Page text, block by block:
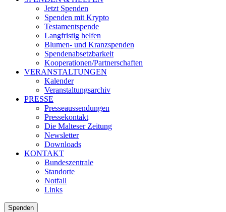
Jetzt Spenden
Spenden mit Krypto
Testamentspende
Langfristig helfen
Blumen- und Kranzspenden
Spendenabsetzbarkeit
Kooperationen/Partnerschaften
VERANSTALTUNGEN
Kalender
Veranstaltungsarchiv
PRESSE
Presseaussendungen
Pressekontakt
Die Malteser Zeitung
Newsletter
Downloads
KONTAKT
Bundeszentrale
Standorte
Notfall
Links
Spenden